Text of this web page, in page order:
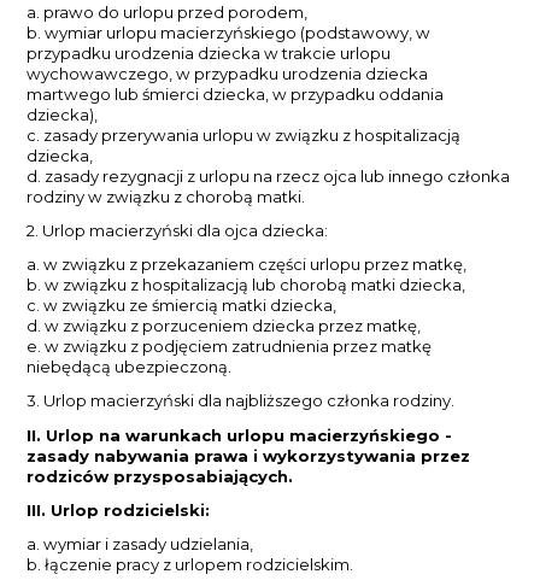
a. prawo do urlopu przed porodem,
b. wymiar urlopu macierzyńskiego (podstawowy, w
przypadku urodzenia dziecka w trakcie urlopu
wychowawczego, w przypadku urodzenia dziecka
martwego lub śmierci dziecka, w przypadku oddania
dziecka),
c. zasady przerywania urlopu w związku z hospitalizacją
dziecka,
d. zasady rezygnacji z urlopu na rzecz ojca lub innego członka
rodziny w związku z chorobą matki.
2. Urlop macierzyński dla ojca dziecka:
a. w związku z przekazaniem części urlopu przez matkę,
b. w związku z hospitalizacją lub chorobą matki dziecka,
c. w związku ze śmiercią matki dziecka,
d. w związku z porzuceniem dziecka przez matkę,
e. w związku z podjęciem zatrudnienia przez matkę
niebędącą ubezpieczoną.
3. Urlop macierzyński dla najbliższego członka rodziny.
II. Urlop na warunkach urlopu macierzyńskiego -
zasady nabywania prawa i wykorzystywania przez
rodziców przysposabiających.
III. Urlop rodzicielski:
a. wymiar i zasady udzielania,
b. łączenie pracy z urlopem rodzicielskim.